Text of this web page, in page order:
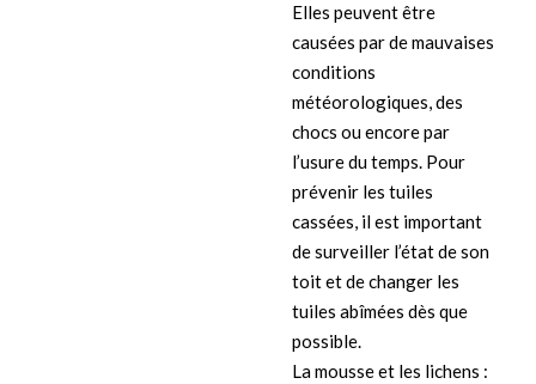
Elles peuvent être
causées par de mauvaises
conditions
météorologiques, des
chocs ou encore par
l’usure du temps. Pour
prévenir les tuiles
cassées, il est important
de surveiller l’état de son
toit et de changer les
tuiles abîmées dès que
possible.
La mousse et les lichens :